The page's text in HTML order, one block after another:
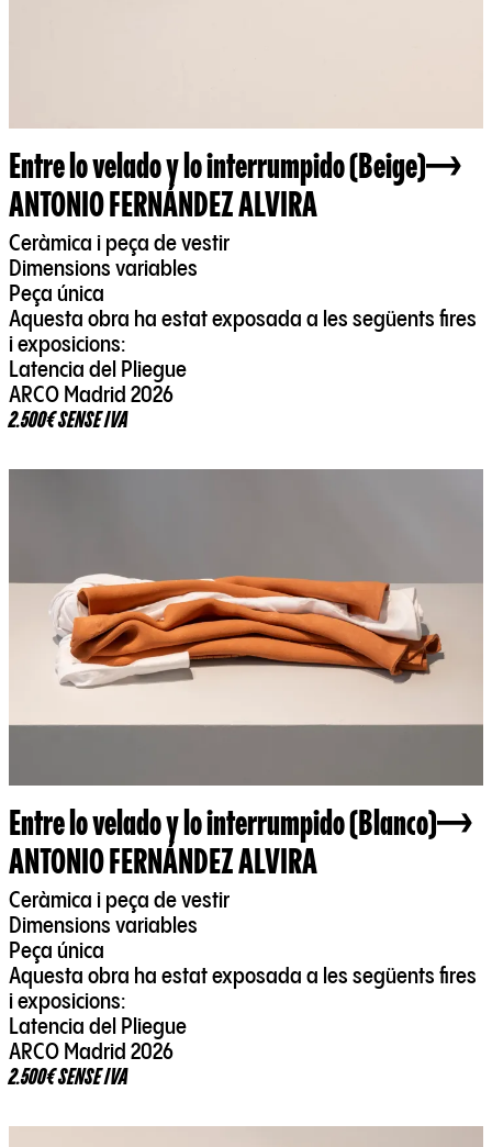
Entre lo velado y lo interrumpido (Beige)
ANTONIO FERNÁNDEZ ALVIRA
Ceràmica i peça de vestir
Dimensions variables
Peça única
Aquesta obra ha estat exposada a les següents fires
i exposicions:
Latencia del Pliegue
ARCO Madrid 2026
2.500€ SENSE IVA
Entre lo velado y lo interrumpido (Blanco)
ANTONIO FERNÁNDEZ ALVIRA
Ceràmica i peça de vestir
Dimensions variables
Peça única
Aquesta obra ha estat exposada a les següents fires
i exposicions:
Latencia del Pliegue
ARCO Madrid 2026
2.500€ SENSE IVA